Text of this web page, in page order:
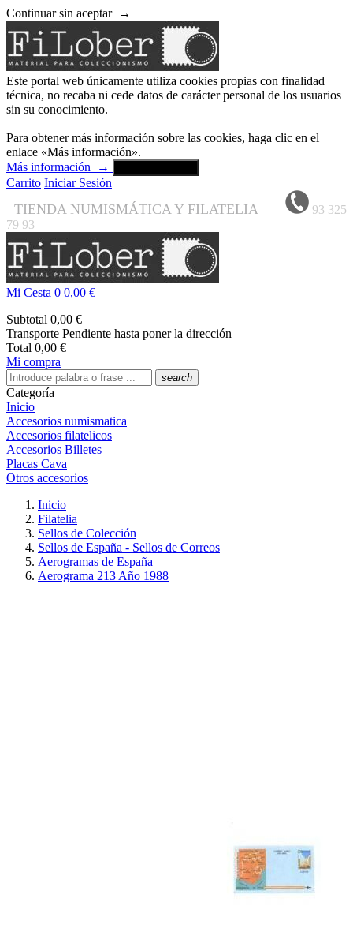
Continuar sin aceptar →
Este portal web únicamente utiliza cookies propias con finalidad
técnica, no recaba ni cede datos de carácter personal de los usuarios
sin su conocimiento.
Para obtener más información sobre las cookies, haga clic en el
enlace «Más información».
Más información
→
Carrito Iniciar Sesión
TIENDA NUMISMÁTICA Y FILATELIA
93 325
79 93
Mi Cesta 0 0,00 €
Subtotal 0,00 €
Transporte Pendiente hasta poner la dirección
Total 0,00 €
Mi compra
search
Categoría
Inicio
Accesorios numismatica
Accesorios filatelicos
Accesorios Billetes
Placas Cava
Otros accesorios
Inicio
Filatelia
Sellos de Colección
Sellos de España - Sellos de Correos
Aerogramas de España
Aerograma 213 Año 1988